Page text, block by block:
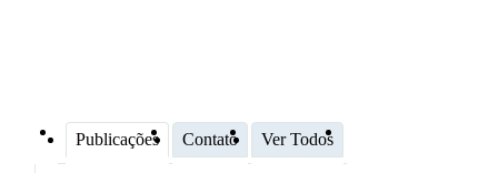
Publicações Contato Ver Todos